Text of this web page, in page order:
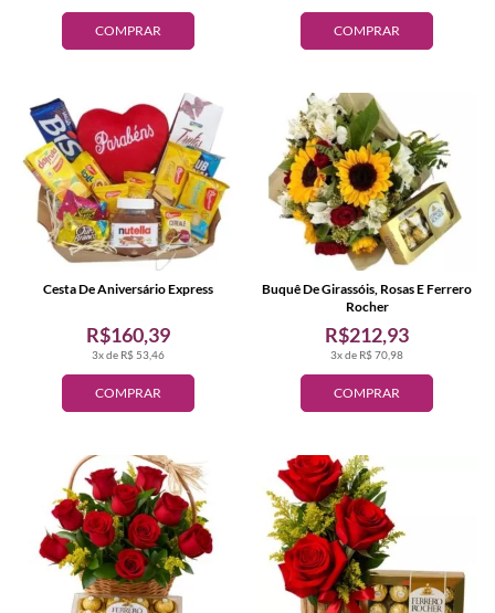
COMPRAR COMPRAR
COMPRAR
3x de R$ 53,46
R$160,39
Cesta De Aniversário Express
COMPRAR
3x de R$ 70,98
R$212,93
Buquê De Girassóis, Rosas E Ferrero
Rocher